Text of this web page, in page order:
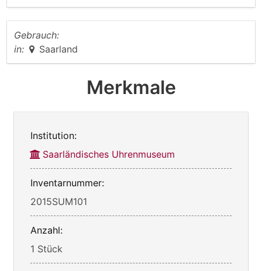
Gebrauch:
in:
Saarland
Merkmale
Institution:
Saarländisches Uhrenmuseum
Inventarnummer:
2015SUM101
Anzahl:
1 Stück